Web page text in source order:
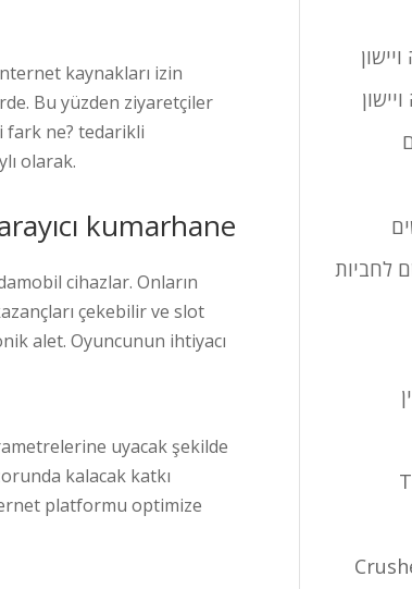
kaynakları izin
Bu yüzden ziyaretçiler
fark ne? tedarikli
olarak.
kumarhane?
cihazlar. Onların
çekebilir ve slot
alet. Oyuncunun ihtiyacı
uyacak şekilde
kalacak katkı
platformu optimize
לחביות